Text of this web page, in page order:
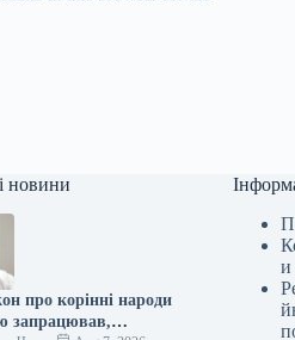
новини
про корінні народи
запрацював,
и